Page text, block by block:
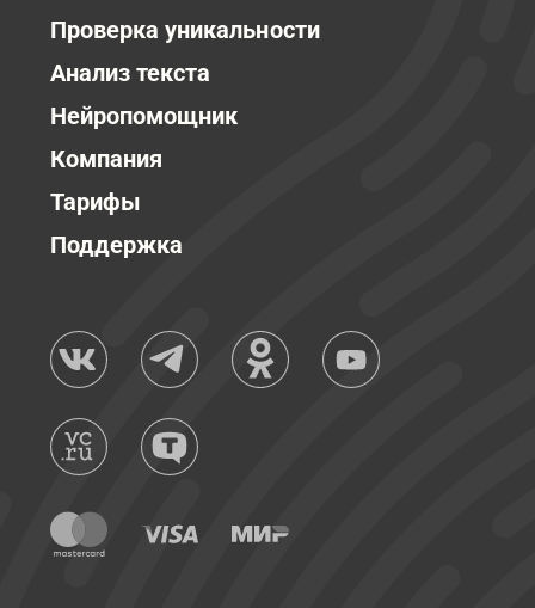
Проверка уникальности
Анализ текста
Нейропомощник
Компания
Тарифы
Поддержка